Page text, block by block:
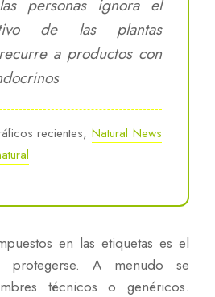
personas ignora el
de las plantas
a productos con
recientes,Natural News
en las etiquetas es el
protegerse. A menudo se
técnicos o genéricos.